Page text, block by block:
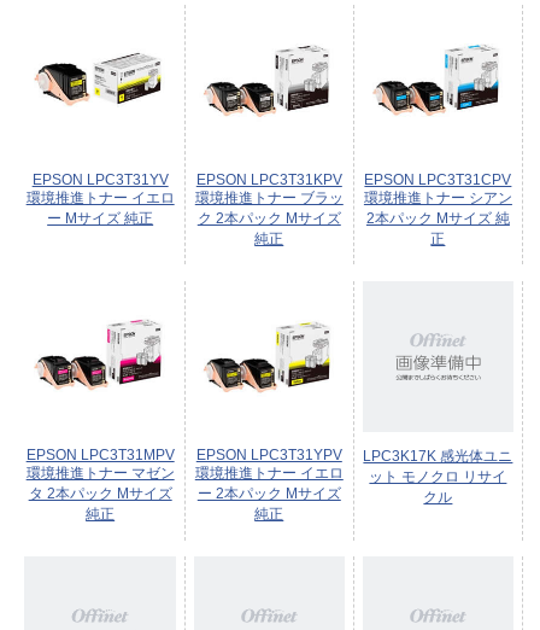
EPSON LPC3T31YV
環境推進トナー イエロ
ー Mサイズ 純正
EPSON LPC3T31KPV
環境推進トナー ブラッ
ク 2本パック Mサイズ
純正
EPSON LPC3T31CPV
環境推進トナー シアン
2本パック Mサイズ 純
正
EPSON LPC3T31MPV
環境推進トナー マゼン
タ 2本パック Mサイズ
純正
EPSON LPC3T31YPV
環境推進トナー イエロ
ー 2本パック Mサイズ
純正
LPC3K17K 感光体ユニ
ット モノクロ リサイ
クル